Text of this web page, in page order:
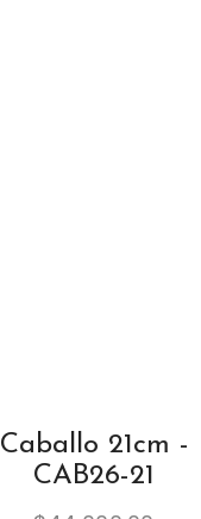
Caballo 21cm -
CAB26-21